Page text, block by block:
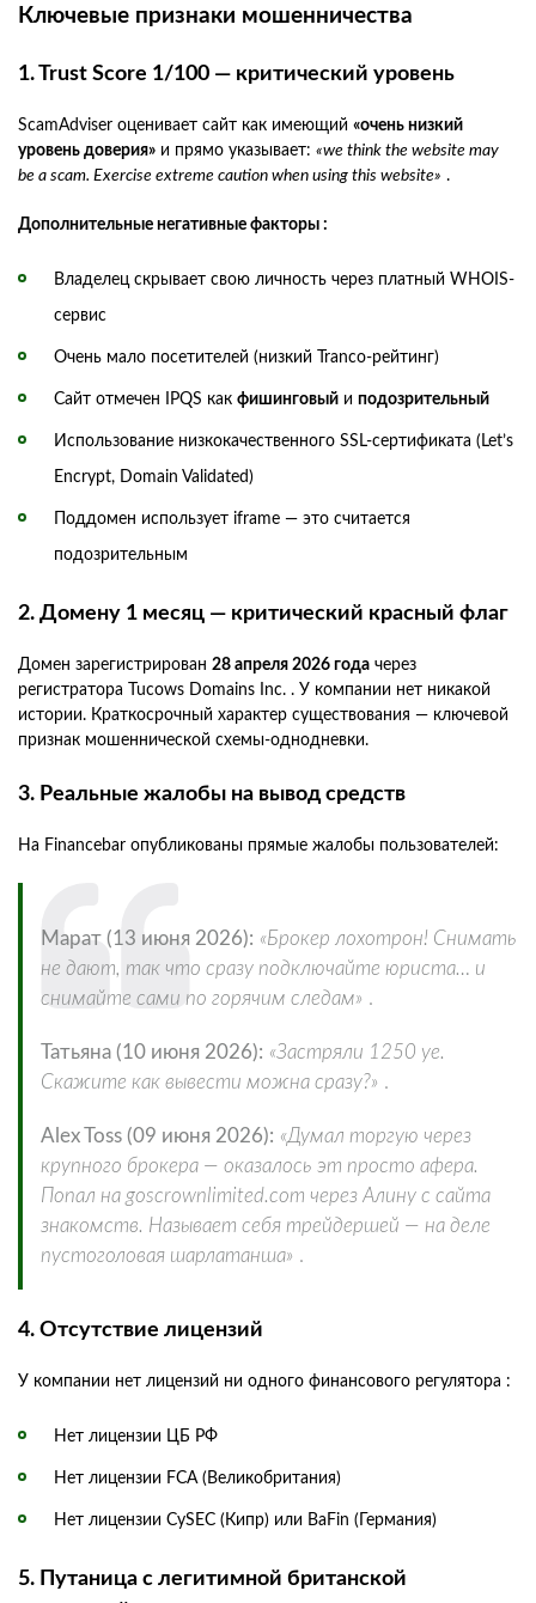
Ключевые признаки мошенничества
1. Trust Score 1/100 — критический уровень
ScamAdviser оценивает сайт как имеющий «очень низкий
уровень доверия» и прямо указывает: «we think the website may
be a scam. Exercise extreme caution when using this website» .
Дополнительные негативные факторы :
Владелец скрывает свою личность через платный WHOIS-
сервис
Очень мало посетителей (низкий Tranco-рейтинг)
Сайт отмечен IPQS как фишинговый и подозрительный
Использование низкокачественного SSL-сертификата (Let’s
Encrypt, Domain Validated)
Поддомен использует iframe — это считается
подозрительным
2. Домену 1 месяц — критический красный флаг
Домен зарегистрирован 28 апреля 2026 года через
регистратора Tucows Domains Inc. . У компании нет никакой
истории. Краткосрочный характер существования — ключевой
признак мошеннической схемы-однодневки.
3. Реальные жалобы на вывод средств
На Financebar опубликованы прямые жалобы пользователей:
Марат (13 июня 2026): «Брокер лохотрон! Снимать
не дают, так что сразу подключайте юриста… и
снимайте сами по горячим следам» .
Татьяна (10 июня 2026): «Застряли 1250 уе.
Скажите как вывести можна сразу?» .
Alex Toss (09 июня 2026): «Думал торгую через
крупного брокера — оказалось эт просто афера.
Попал на goscrownlimited.com через Алину с сайта
знакомств. Называет себя трейдершей — на деле
пустоголовая шарлатанша» .
4. Отсутствие лицензий
У компании нет лицензий ни одного финансового регулятора :
Нет лицензии ЦБ РФ
Нет лицензии FCA (Великобритания)
Нет лицензии CySEC (Кипр) или BaFin (Германия)
5. Путаница с легитимной британской